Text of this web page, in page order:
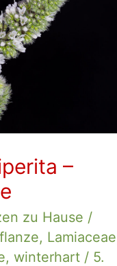
–
zu Hause /
, Lamiaceae
, winterhart / 5.